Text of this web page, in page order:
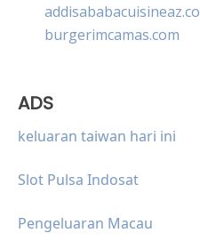
burgerimcamas.com
ADS
keluaran taiwan hari ini
Slot Pulsa Indosat
Pengeluaran Macau